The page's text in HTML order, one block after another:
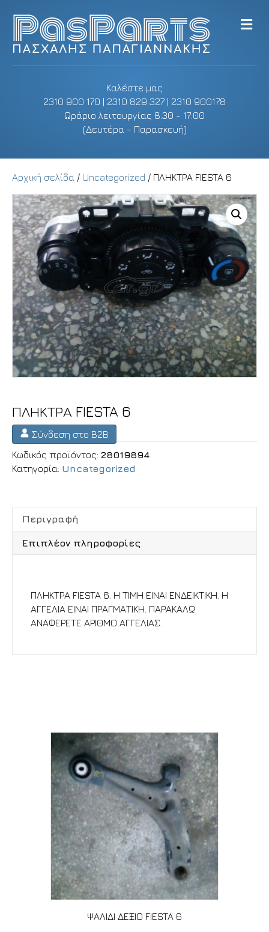
Καλέστε μας
2310 900 170 | 2310 829 327 | 2310 900178
Ωράριο λειτουργίας 8:30 - 17:00
(Δευτέρα - Παρασκευή)
M
e
Αρχική σελίδα / Uncategorized / ΠΛΗΚΤΡΑ FIESTA 6
ΠΛΗΚΤΡΑ FIESTA 6
Σύνδεση στο B2B
Κωδικός προϊόντος: 28019894
Κατηγορία: Uncategorized
Περιγραφή
Επιπλέον πληροφορίες
ΠΛΗΚΤΡΑ FIESTA 6. Η ΤΙΜΗ ΕΙΝΑΙ ΕΝΔΕΙΚΤΙΚΗ. Η
ΑΓΓΕΛΙΑ ΕΙΝΑΙ ΠΡΑΓΜΑΤΙΚΗ. ΠΑΡΑΚΑΛΩ
ΑΝΑΦΕΡΕΤΕ ΑΡΙΘΜΟ ΑΓΓΕΛΙΑΣ.
ΨΑΛΙΔΙ ΔΕΞΙΟ FIESTA 6